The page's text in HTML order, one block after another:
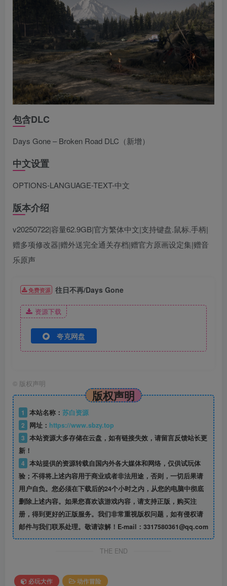
包含DLC
Days Gone – Broken Road DLC（新增）
中文设置
OPTIONS-LANGUAGE-TEXT-中文
版本介绍
v20250722|容量62.9GB|官方繁体中文|支持键盘.鼠标.手柄|
赠多项修改器|赠外送完全通关存档|赠官方原画设定集|赠音
乐原声
免费资源 往日不再/Days Gone
资源下载
夸克网盘
© 版权声明
版权声明
1 本站名称： 苏白资源
2
网址： https://www.sbzy.top
3 本站资源大多存储在云盘，如有链接失效，请留言反馈站长更
新！
4 本站提供的资源转载自国内外各大媒体和网络，仅供试玩体
验；不得将上述内容用于商业或者非法用途，否则，一切后果请
用户自负。您必须在下载后的24个小时之内，从您的电脑中彻底
删除上述内容。如果您喜欢该游戏内容，请支持正版，购买注
册，得到更好的正版服务。我们非常重视版权问题，如有侵权请
邮件与我们联系处理。敬请谅解！E-mail：3317580361@qq.com
THE END
必玩大作
动作冒险